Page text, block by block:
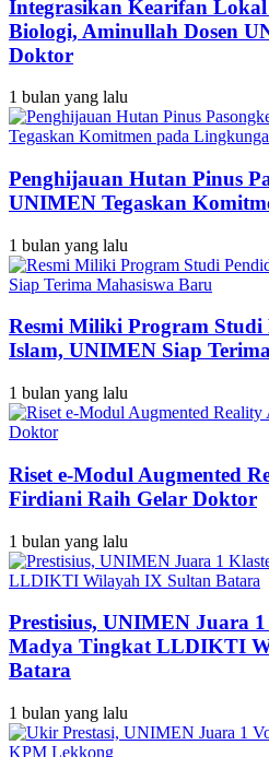
Integrasikan Kearifan Lokal
Biologi, Aminullah Dosen
Doktor
1 bulan yang lalu
Penghijauan Hutan Pinus
UNIMEN Tegaskan
1 bulan yang lalu
Resmi Miliki Program Studi
Islam, UNIMEN Siap
1 bulan yang lalu
Riset e-Modul Augmented
Firdiani Raih Gelar Doktor
1 bulan yang lalu
Prestisius, UNIMEN Juara
Madya Tingkat LLDIKTI
Batara
1 bulan yang lalu